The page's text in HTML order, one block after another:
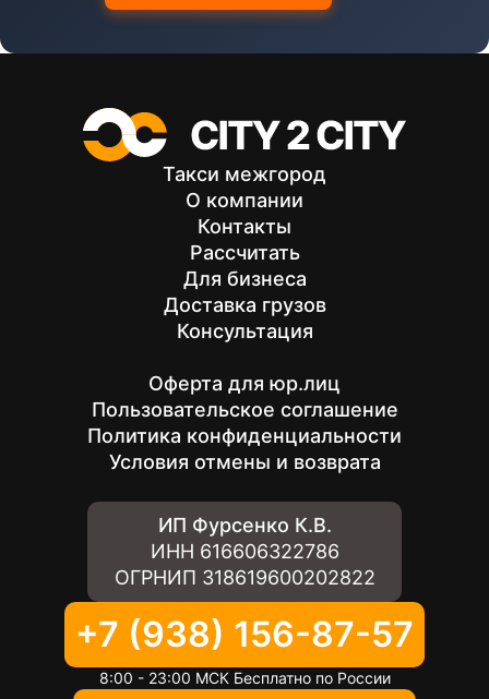
Такси межгород
О компании
Контакты
Рассчитать
Для бизнеса
Доставка грузов
Консультация
Оферта для юр.лиц
Пользовательское соглашение
Политика конфиденциальности
Условия отмены и возврата
ИП Фурсенко К.В.
ИНН 616606322786
ОГРНИП 318619600202822
+7 (938) 156-87-57
8:00 - 23:00 МСК Бесплатно по России